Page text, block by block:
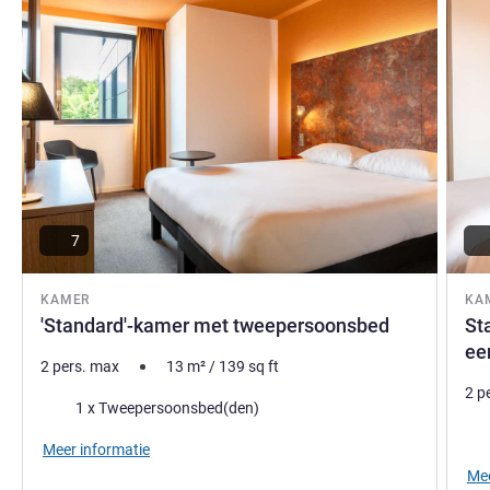
KAMER
'Standard'-kamer met tweepersoonsbed
7
2 pers. max 13 m²/ 139 sq ft
Beddengoed
1 x Tweepersoonsbed(den)
Meer informatie
2